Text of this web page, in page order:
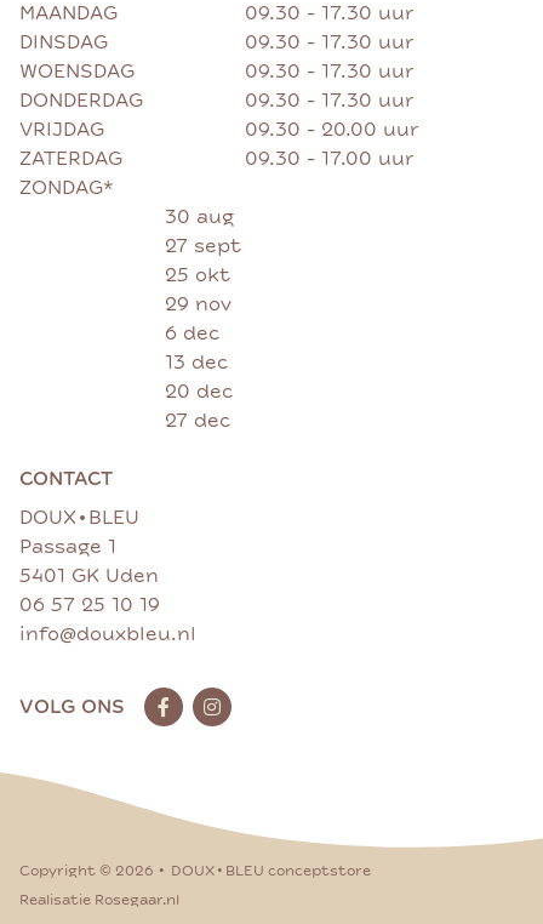
MAANDAG
09.30 - 17.30 uur
DINSDAG
09.30 - 17.30 uur
WOENSDAG
09.30 - 17.30 uur
DONDERDAG
09.30 - 17.30 uur
VRIJDAG
09.30 - 20.00 uur
ZATERDAG
09.30 - 17.00 uur
ZONDAG*
30 aug
27 sept
25 okt
29 nov
6 dec
13 dec
20 dec
27 dec
CONTACT
DOUX • BLEU
Passage 1
5401 GK Uden
06 57 25 10 19
info@douxbleu.nl
VOLG ONS
Copyright © 2026 • DOUX • BLEU conceptstore
Realisatie Rosegaar.nl